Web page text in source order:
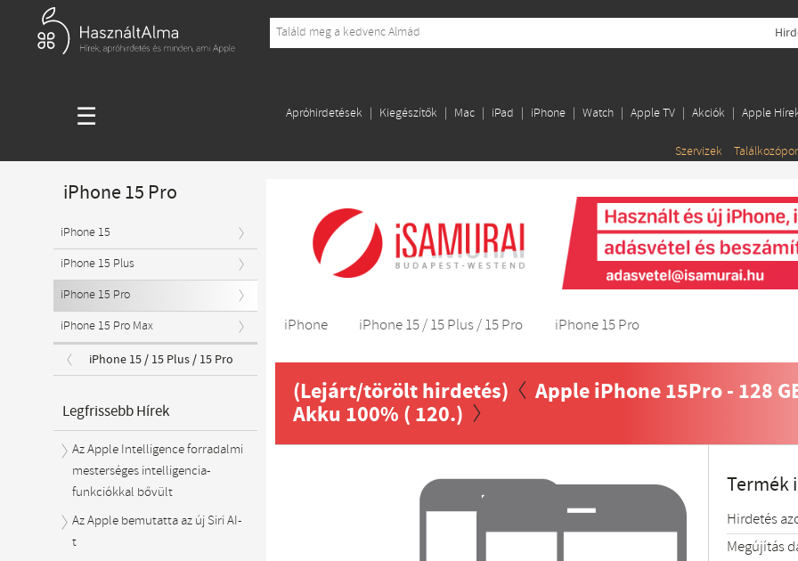
☰ Apróhirdetések Kiegészítők Mac iPad iPhone Watch Apple TV Akciók Apple
Szervizek
iPhone iPhone 15 / 15 Plus / 15 Pro iPhone 15 Pro
(Lejárt/törölt hirdetés)
Apple iPhone 15Pro - 128
Akku 100% ( 120.)
Termék
Hirdetés
Megújítás
iPhone 15 Pro
iPhone 15
iPhone 15 Plus
iPhone 15 Pro
iPhone 15 Pro Max
iPhone 15 / 15 Plus / 15 Pro
Legfrissebb Hírek
Az Apple Intelligence forradalmi
mesterséges intelligencia-
funkciókkal bővült
Az Apple bemutatta az új Siri AI-
t